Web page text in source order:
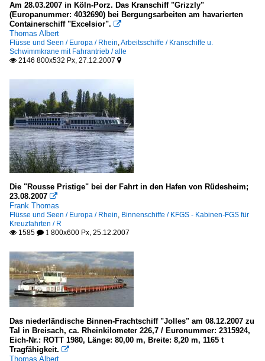
Am 28.03.2007 in Köln-Porz. Das Kranschiff "Grizzly"
(Europanummer: 4032690) bei Bergungsarbeiten am havarierten
Containerschiff "Excelsior". 
Thomas Albert
Flüsse und Seen / Europa / Rhein,Arbeitsschiffe / Kranschiffe u.
Schwimmkrane mit Fahrantrieb / alle
 2146 800x532 Px, 27.12.2007 
Die "Rousse Pristige" bei der Fahrt in den Hafen von Rüdesheim;
23.08.2007 
Frank Thomas
Flüsse und Seen / Europa / Rhein, Binnenschiffe / KFGS - Kabinen-FGS für
Kreuzfahrten / R
 1585  1 800x600 Px, 25.12.2007
Das niederländische Binnen-Frachtschiff "Jolles" am 08.12.2007 zu
Tal in Breisach, ca. Rheinkilometer 226,7 / Euronummer: 2315924,
Eich-Nr.: ROTT 1980, Länge: 80,00 m, Breite: 8,20 m, 1165 t
Tragfähigkeit. 
Thomas Albert